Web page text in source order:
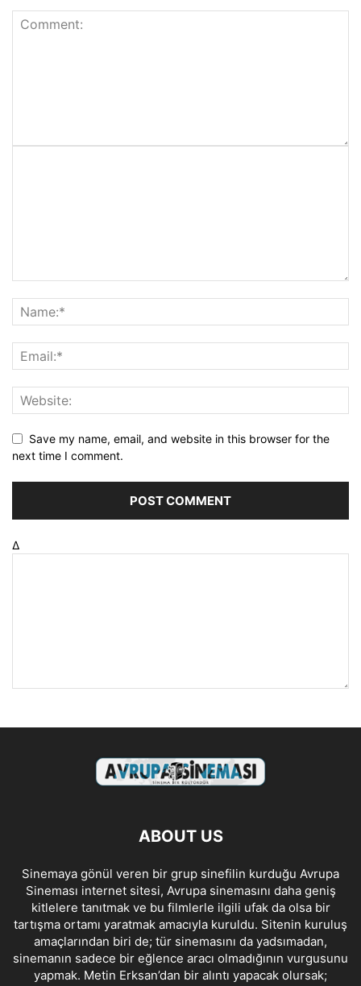
Save my name, email, and website in this browser for the
next time I comment.
Δ
ABOUT US
Sinemaya gönül veren bir grup sinefilin kurduğu Avrupa
Sineması internet sitesi, Avrupa sinemasını daha geniş
kitlelere tanıtmak ve bu filmlerle ilgili ufak da olsa bir
tartışma ortamı yaratmak amacıyla kuruldu. Sitenin kuruluş
amaçlarından biri de; tür sinemasını da yadsımadan,
sinemanın sadece bir eğlence aracı olmadığının vurgusunu
yapmak. Metin Erksan’dan bir alıntı yapacak olursak;